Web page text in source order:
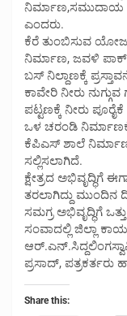
ನಿರ್ಮಾಣ,ಸಮುದಾಯ
ಎಂದರು.
ಕೆರೆ ತುಂಬಿಸುವ
ನಿರ್ಮಾಣ, ಜವಳಿ
ಬಸ್ ನಿಲ್ದಾಣಕ್ಕೆ
ಕಾವೇರಿ ನೀರು
ಪಟ್ಟಣಕ್ಕೆ ನೀರು
ಒಳ ಚರಂಡಿ ನಿರ್ಮಾಣಕ್ಕೆ
ಕೆಪಿಎಸ್ ಶಾಲೆ
ಸಲ್ಲಿಸಲಾಗಿದೆ.
ಕ್ಷೇತ್ರದ ಅಭಿವೃದ್ಧಿಗೆ
ತರಲಾಗಿದ್ದು ಮುಂದಿನ
ಸಮಗ್ರ ಅಭಿವೃದ್ಧಿಗೆ
ಸಂವಾದಲ್ಲಿ ಜಿಲ್ಲಾ
ಪ್ರಸಾದ್, ಪತ್ರಕರ್ತರು
Share this: